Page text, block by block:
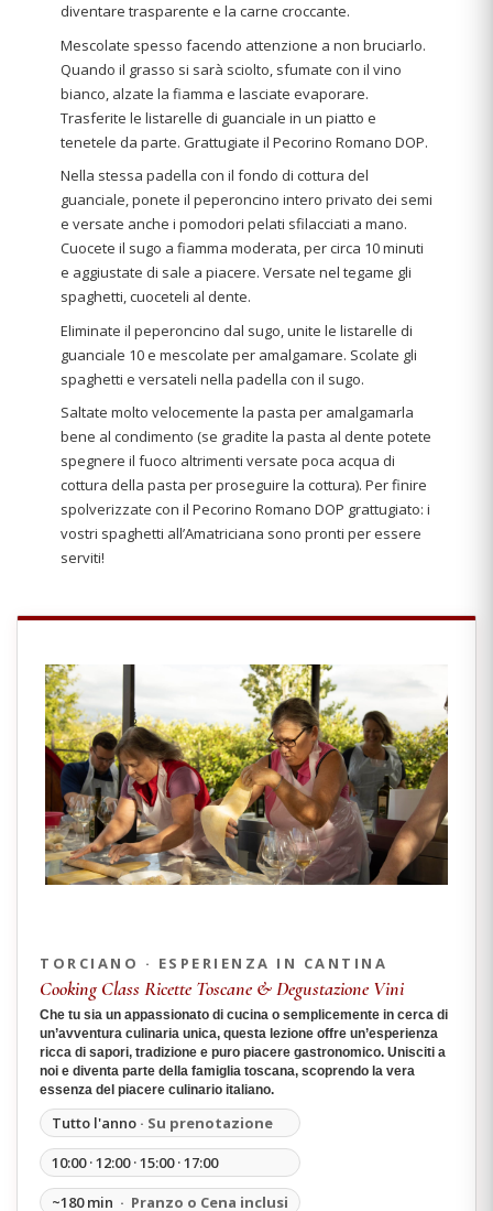
diventare trasparente e la carne croccante.
Mescolate spesso facendo attenzione a non bruciarlo.
Quando il grasso si sarà sciolto, sfumate con il vino
bianco, alzate la fiamma e lasciate evaporare.
Trasferite le listarelle di guanciale in un piatto e
tenetele da parte. Grattugiate il Pecorino Romano DOP.
Nella stessa padella con il fondo di cottura del
guanciale, ponete il peperoncino intero privato dei semi
e versate anche i pomodori pelati sfilacciati a mano.
Cuocete il sugo a fiamma moderata, per circa 10 minuti
e aggiustate di sale a piacere. Versate nel tegame gli
spaghetti, cuoceteli al dente.
Eliminate il peperoncino dal sugo, unite le listarelle di
guanciale 10 e mescolate per amalgamare. Scolate gli
spaghetti e versateli nella padella con il sugo.
Saltate molto velocemente la pasta per amalgamarla
bene al condimento (se gradite la pasta al dente potete
spegnere il fuoco altrimenti versate poca acqua di
cottura della pasta per proseguire la cottura). Per finire
spolverizzate con il Pecorino Romano DOP grattugiato: i
vostri spaghetti all’Amatriciana sono pronti per essere
serviti!
TORCIANO · ESPERIENZA IN CANTINA
Cooking Class Ricette Toscane & Degustazione Vini
Che tu sia un appassionato di cucina o semplicemente in cerca di
un’avventura culinaria unica, questa lezione offre un’esperienza
ricca di sapori, tradizione e puro piacere gastronomico. Unisciti a
noi e diventa parte della famiglia toscana, scoprendo la vera
essenza del piacere culinario italiano.
Tutto l'anno · Su prenotazione
10:00 · 12:00 · 15:00 · 17:00
~180 min · Pranzo o Cena inclusi